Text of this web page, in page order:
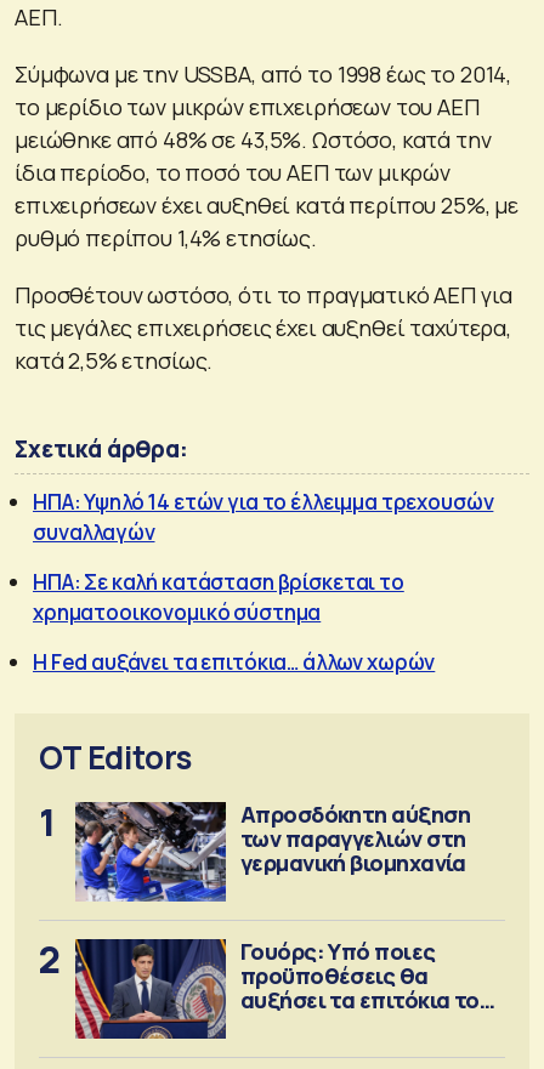
ΑΕΠ.
Σύμφωνα με την USSBA, από το 1998 έως το 2014,
το μερίδιο των μικρών επιχειρήσεων του ΑΕΠ
μειώθηκε από 48% σε 43,5%. Ωστόσο, κατά την
ίδια περίοδο, το ποσό του ΑΕΠ των μικρών
επιχειρήσεων έχει αυξηθεί κατά περίπου 25%, με
ρυθμό περίπου 1,4% ετησίως.
Προσθέτουν ωστόσο, ότι το πραγματικό ΑΕΠ για
τις μεγάλες επιχειρήσεις έχει αυξηθεί ταχύτερα,
κατά 2,5% ετησίως.
Σχετικά άρθρα:
ΗΠΑ: Υψηλό 14 ετών για το έλλειμμα τρεχουσών
συναλλαγών
ΗΠΑ: Σε καλή κατάσταση βρίσκεται το
χρηματοοικονομικό σύστημα
Η Fed αυξάνει τα επιτόκια… άλλων χωρών
OT Editors
1
Απροσδόκητη αύξηση
των παραγγελιών στη
γερμανική βιομηχανία
2
Γουόρς: Υπό ποιες
προϋποθέσεις θα
αυξήσει τα επιτόκια τον